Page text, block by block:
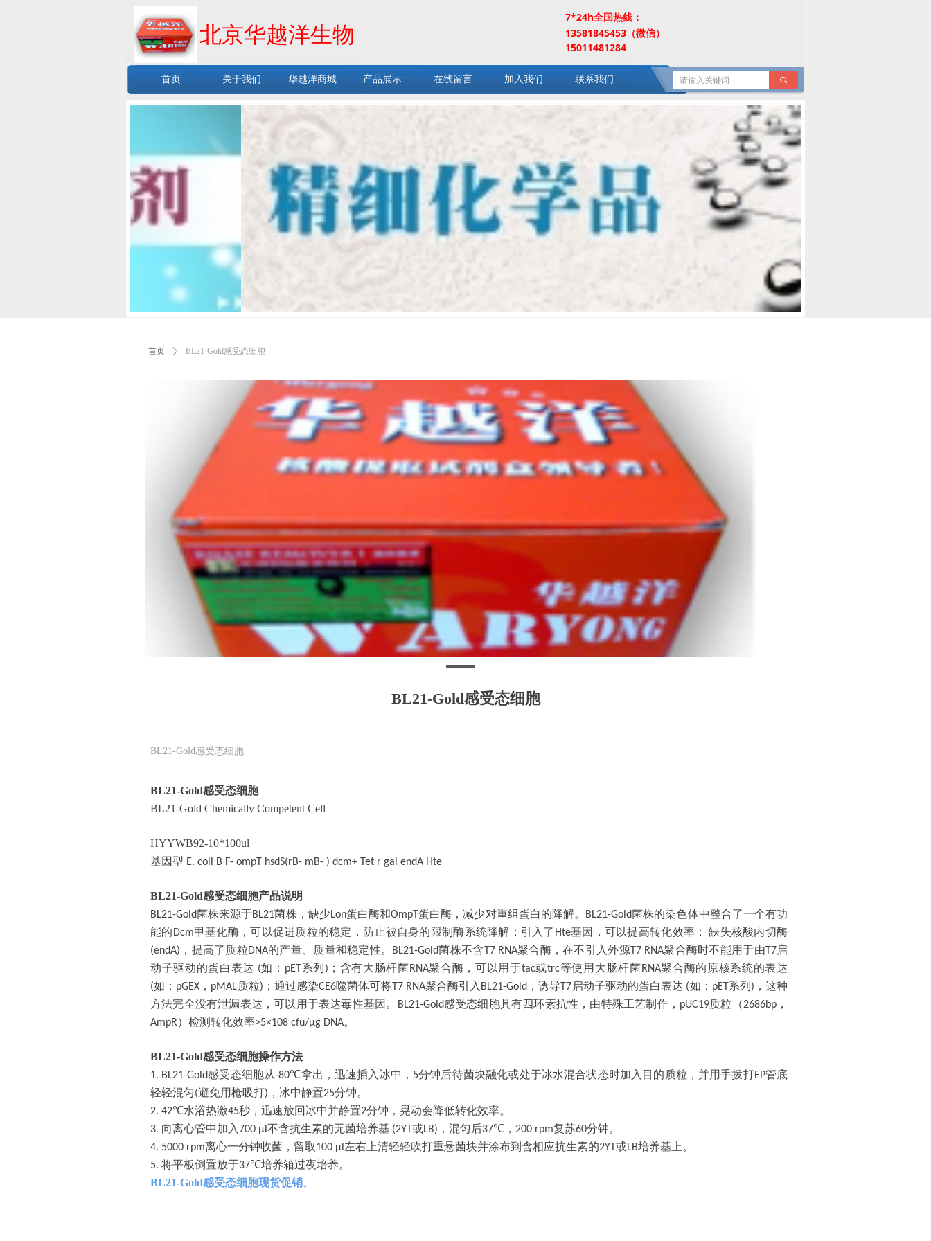
北京华越洋生物 13581845453（微信）
7*24h全国热线：
15011481284
首页 关于我们 华越洋商城 产品展示 在线留言 加入我们 联系我们 끠
首页 ꄲ BL21-Gold感受态细胞
BL21-Gold感受态细胞
BL21-Gold感受态细胞
BL21-Gold感受态细胞
BL21-Gold Chemically Competent Cell
HYYWB92-10*100ul
基因型 E. coli B F- ompT hsdS(rB- mB- ) dcm+ Tet r gal endA Hte
BL21-Gold感受态细胞产品说明
BL21-Gold菌株来源于BL21菌株，缺少Lon蛋白酶和OmpT蛋白酶，减少对重组蛋白的降解。 BL21-Gold菌株的染色体中整合了一个有功
能的 Dcm甲基化酶，可以促进质粒的稳定，防止被自身的限制酶系统降解；引入了 Hte基因，可以提高转化效率； 缺失核酸内切酶
(endA) ，提高了质粒DNA的产量、质量和稳定性。 BL21-Gold菌株不含 T7 RNA聚合酶，在不引入外源T7 RNA聚合酶时不能用于由 T7启
动子驱动的蛋白表达 (如： pET 系列 ) ；含有大肠杆菌RNA聚合酶，可以用于tac或trc等使用大肠杆菌RNA聚合酶的原核系统的表达
(如： pGEX ， pMAL质粒) ；通过感染CE6噬菌体可将 T7 RNA聚合酶引入 BL21-Gold ，诱导 T7 启动子驱动的蛋白表达 (如： pET 系列 ) ，这种
方法完全没有泄漏表达，可以用于表达毒性基因。
BL21-Gold感受态细胞具有四环素抗性，由特殊工艺制作， pUC19质粒（2686bp，
AmpR）检测转化效率>5×108 cfu/µg DNA。
BL21-Gold感受态细胞操作方法
1. BL21-Gold感受态细胞从-80℃拿出，迅速插入冰中， 5分钟后待菌块融化或处于冰水混合状态时加入目的质粒，并用手拨打EP管底
轻轻混匀(避免用枪吸打) ，冰中静置25分钟。
2. 42℃水浴热激45秒，迅速放回冰中并静置2分钟，晃动会降低转化效率。
3. 向离心管中加入 700 μl 不含抗生素的无菌培养基 (2YT 或LB) ，混匀后37℃ ， 200 rpm复苏60分钟。
4. 5000 rpm离心一分钟收菌，留取100 μl 左右上清轻轻吹打重悬菌块并涂布到含相应抗生素的2YT 或LB培养基上。
5. 将平板倒置放于37℃培养箱过夜培养。
BL21-Gold感受态细胞现货促销。